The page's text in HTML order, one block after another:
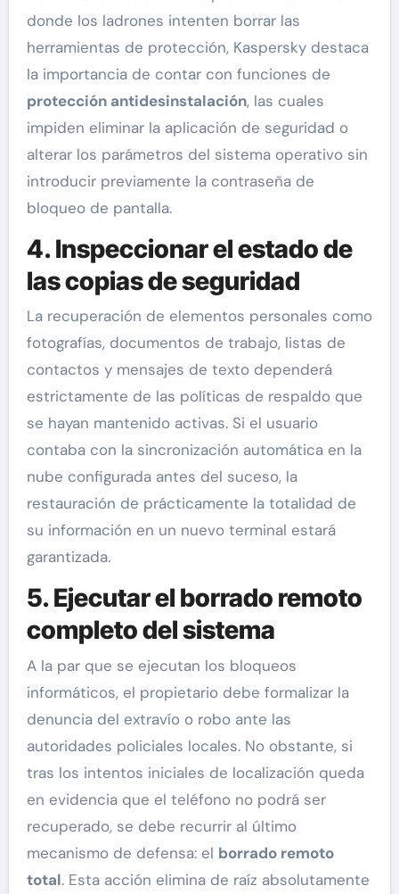
donde los ladrones intenten borrar las
herramientas de protección, Kaspersky destaca
la importancia de contar con funciones de
protección antidesinstalación, las cuales
impiden eliminar la aplicación de seguridad o
alterar los parámetros del sistema operativo sin
introducir previamente la contraseña de
bloqueo de pantalla.
4. Inspeccionar el estado de
las copias de seguridad
La recuperación de elementos personales como
fotografías, documentos de trabajo, listas de
contactos y mensajes de texto dependerá
estrictamente de las políticas de respaldo que
se hayan mantenido activas. Si el usuario
contaba con la sincronización automática en la
nube configurada antes del suceso, la
restauración de prácticamente la totalidad de
su información en un nuevo terminal estará
garantizada.
5. Ejecutar el borrado remoto
completo del sistema
A la par que se ejecutan los bloqueos
informáticos, el propietario debe formalizar la
denuncia del extravío o robo ante las
autoridades policiales locales. No obstante, si
tras los intentos iniciales de localización queda
en evidencia que el teléfono no podrá ser
recuperado, se debe recurrir al último
mecanismo de defensa: el borrado remoto
total. Esta acción elimina de raíz absolutamente